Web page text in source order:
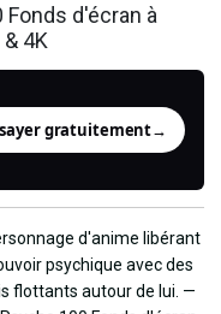
d'écran à
4K
gratuitement→